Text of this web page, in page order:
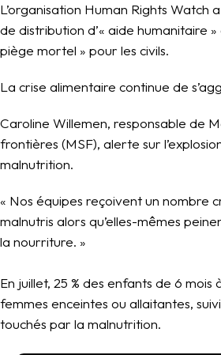
L’organisation Human Rights Watch
de distribution d’« aide humanitaire
piège mortel » pour les civils.
La crise alimentaire continue de
Caroline Willemen, responsable de
frontières (MSF), alerte sur
malnutrition.
« Nos équipes reçoivent un nombre
malnutris alors qu’elles-mêmes
la nourriture. »
En juillet, 25 % des enfants de 6 mois
femmes enceintes ou allaitantes,
touchés par la malnutrition.